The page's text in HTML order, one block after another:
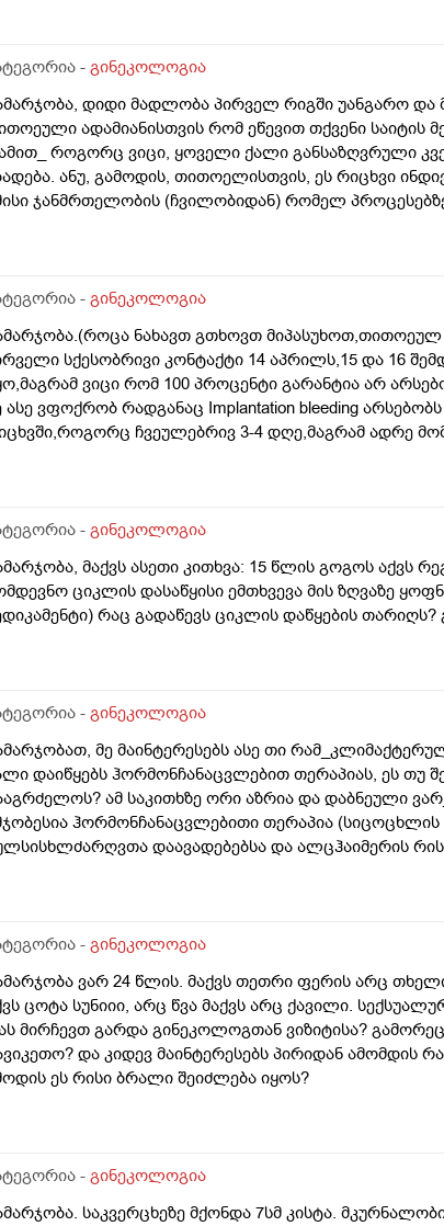
- გინეკოლოგია
დიდი მადლობა პირველ რიგში უანგარო და
ადამიანისთვის რომ ეწევით თქვენი საიტის
როგორც ვიცი, ყოველი ქალი განსაზღვრული
ანუ, გამოდის, თითოელისთვის, ეს რიცხვი
ჯანმრთელობის (ჩვილობიდან) რომელ
კვერცხუჯრედებისა, დაბადების
- გინეკოლოგია
ნახავთ გთხოვთ
სქესობრივი კონტაქტი 14 აპრილს,15 და 16
ვიცი რომ 100 პროცენტი გარანტია არ
ასე ვფოქრობ რადგანაც Implantation bleeding
ჩვეულებრივ 3-4 დღე,მაგრამ ადრე
იყო. ეგ უცნაური შეგრძნება
მოქმედებსო,2 კვირის წინ სხვა ქალაქში
ექიმთან. არის რაიმე შანსი ფეხმძიმობის? აზრი
მქონდა ხოლმე28-30 დღე შუალედი.
- გინეკოლოგია
მაქვს ასეთი კითხვა: 15 წლის გოგოს აქვს
ციკლის დასაწყისი ემთხვევა მის ზღვაზე
რაც გადაწევს ციკლის დაწყების
- გინეკოლოგია
მე მაინტერესებს ასე თი
დაიწყებს ჰორმონჩანაცვლებით თერაპიას, ეს
ამ საკითხზე ორი აზრია და დაბნეული
ჰორმონჩანაცვლებითი თერაპია
დაავადებებსა და ალცჰაიმერის
მკერდი). თუ შეიძლება, მითხრათ_დიდი
- გინეკოლოგია
ვარ 24 წლის. მაქვს თეთრი ფერის არც
ცოტა სუნიიი, არც წვა მაქვს არც ქავილი.
მირჩევთ გარდა გინეკოლოგთან ვიზიტისა?
და კიდევ მაინტერესებს პირიდან ამომდის
ეს რისი ბრალი შეიძლება იყოს?
- გინეკოლოგია
საკვერცხეზე მქონდა 7სმ კისტა.